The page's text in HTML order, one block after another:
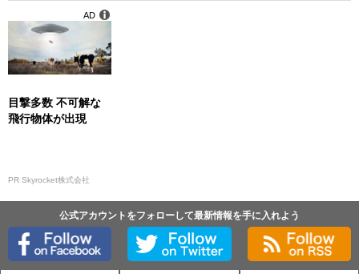
目撃多数 不可解な
飛行物体が出現
PR Skyrocket株式会社
AD
公式アカウントをフォローして最新情報を手に入れよう